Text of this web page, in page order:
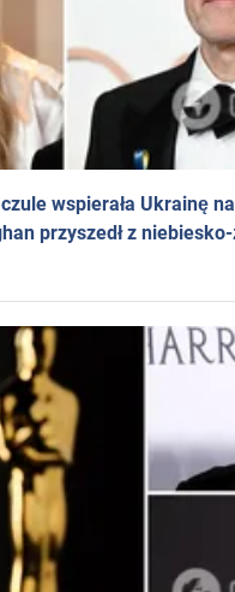
wspierała Ukrainę
przyszedł z